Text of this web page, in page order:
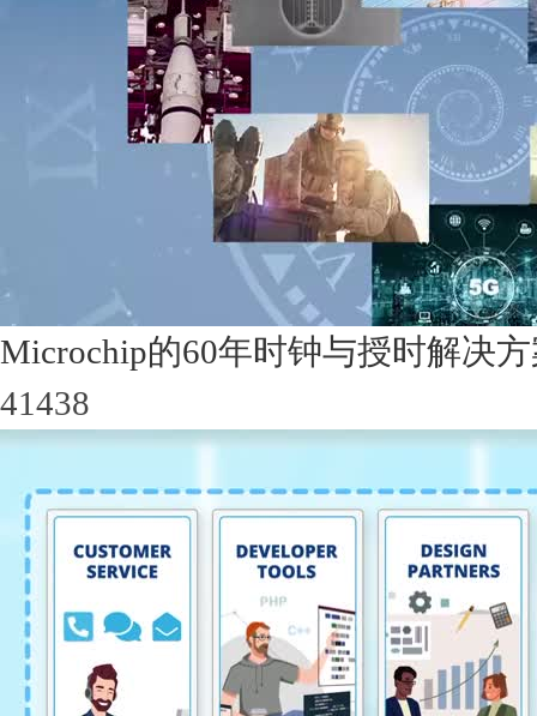
Microchip的60年时钟与授时解决
41438